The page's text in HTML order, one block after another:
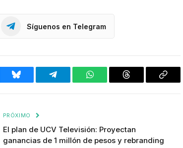
Síguenos en Telegram
Bluesky Telegram WhatsAppThreads
Copiar
PRÓXIMO
El plan de UCV Televisión: Proyectan
ganancias de 1 millón de pesos y rebranding